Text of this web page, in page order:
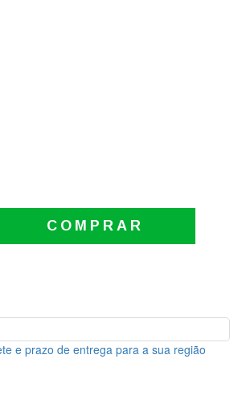
COMPRAR
e prazo de entrega para a sua região